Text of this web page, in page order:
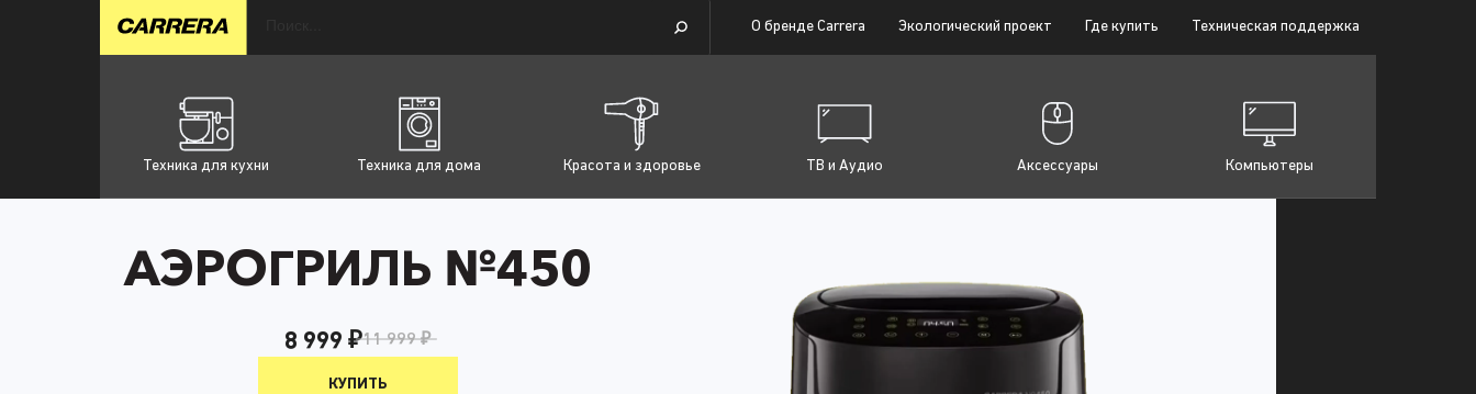
О бренде Carrera Экологический проект Где купить Техническая поддержка
Техника для кухни Техника для дома Красота и здоровье ТВ и Аудио Аксессуары Компьютеры
АЭРОГРИЛЬ №450
8 999 ₽11 999 ₽
КУПИТЬ